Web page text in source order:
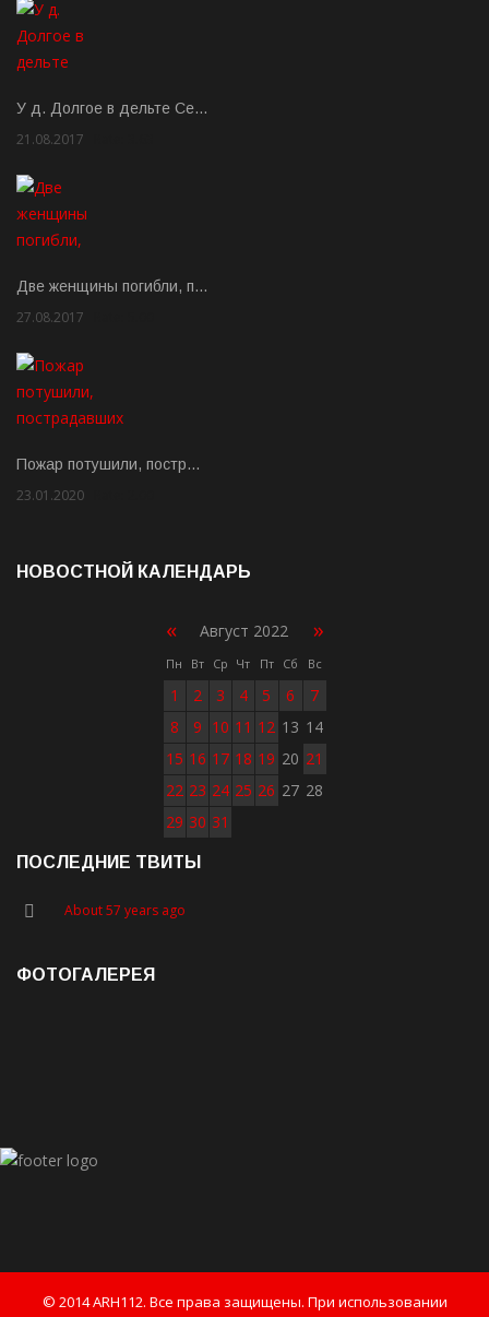
У д. Долгое в дельте Се…
21.08.2017
Две женщины погибли, п…
27.08.2017
Пожар потушили, постр…
23.01.2020
НОВОСТНОЙ КАЛЕНДАРЬ
« Август 2022 »
Пн Вт Ср Чт Пт Сб Вс
1 2 3 4 5 6
7
8
9 10 11 12 13 14
15 16 17 18 19 20 21
22 23 24 25 26 27 28
29 30 31
ПОСЛЕДНИЕ ТВИТЫ
About 57 years ago
ФОТОГАЛЕРЕЯ
© 2014 ARH112. Все права защищены. При использовании